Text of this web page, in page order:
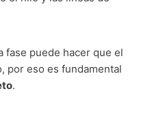
fase puede hacer que el
por eso es fundamental
.